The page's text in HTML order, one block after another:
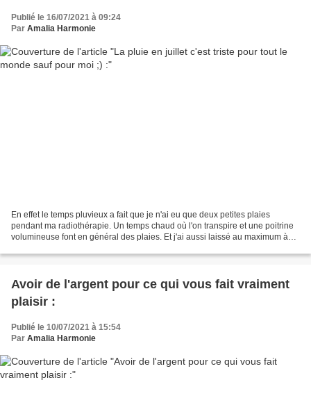
Publié le 16/07/2021 à 09:24
Par Amalia Harmonie
En effet le temps pluvieux a fait que je n'ai eu que deux petites plaies
pendant ma radiothérapie. Un temps chaud où l'on transpire et une poitrine
volumineuse font en général des plaies. Et j'ai aussi laissé au maximum à
Avoir de l'argent pour ce qui vous fait vraiment
plaisir :
Publié le 10/07/2021 à 15:54
Par Amalia Harmonie